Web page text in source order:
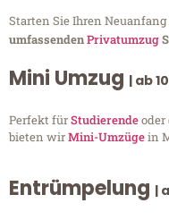
Starten Sie Ihren
umfassendenPrivatumzug
Mini Umzug | ab
Perfekt fürStudierendeoder
bieten wirMini-Umzügein
Entrümpelung |